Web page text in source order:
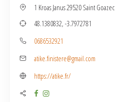
1 Kroas Janus 29520 Saint Goazec
48.1380832, -3.7972781
0686532921
atike.finistere@gmail.com
https://atike.fr/